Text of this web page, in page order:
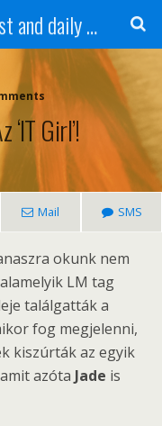
LITTLEMIX.HU | Your best and daily updated fansite about Little Mix
Girl’!
Mail SMS
okunk nem
LM tag
találgatták a
fog megjelenni,
kiszúrták az egyik
azóta Jade is